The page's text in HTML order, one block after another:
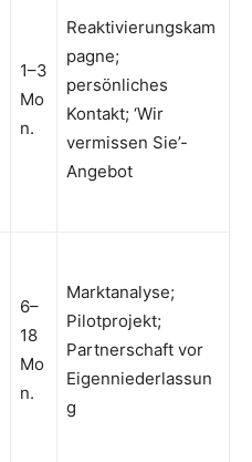
1–3
Mo
n.
Reaktivierungskam
pagne;
persönliches
Kontakt; ‘Wir
vermissen Sie’-
Angebot
6–
18
Mo
n.
Marktanalyse;
Pilotprojekt;
Partnerschaft vor
Eigenniederlassun
g